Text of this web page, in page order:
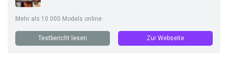
Mehr als 10.000 Models online
Testbericht lesen Zur Webseite